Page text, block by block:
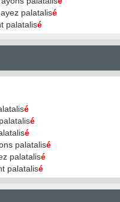
palatalisé
palatalisé
é
é
é
palatalisé
palatalisé
palatalisé